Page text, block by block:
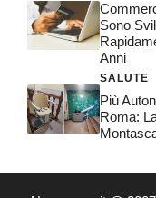
Sono
Anni
SALUTE
Più
Roma: